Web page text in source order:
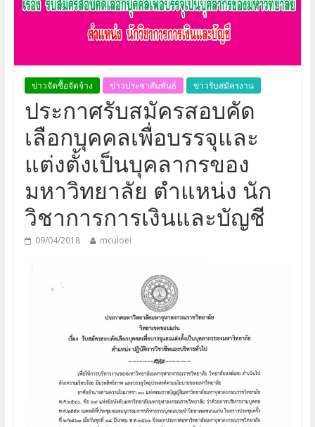
ข่าวจัดซื้อจัดจ้าง ข่าวประชาสัมพันธ์ ข่าวรับสมัครงาน
ประกาศรับสมัครสอบคัด
เลือกบุคคลเพื่อบรรจุและ
แต่งตั้งเป็นบุคลากรของ
มหาวิทยาลัย ตำแหน่ง นัก
วิชาการการเงินและบัญชี
09/04/2018 mculoei